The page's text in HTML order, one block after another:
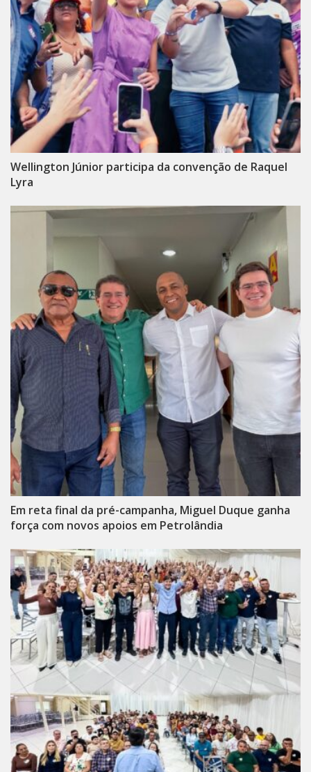
Wellington Júnior participa da convenção de Raquel
Lyra
Em reta final da pré-campanha, Miguel Duque ganha
força com novos apoios em Petrolândia